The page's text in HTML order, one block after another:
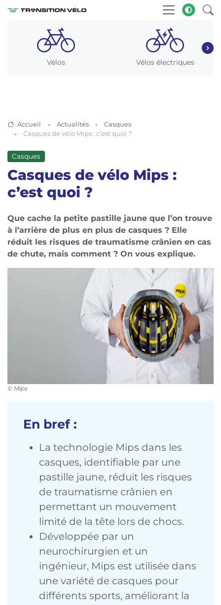
Vélos Vélos électriques
Accueil Actualités
Casques
Casques de vélo Mips : c’est quoi ?
Casques
Casques de vélo Mips :
c’est quoi ?
Que cache la petite pastille jaune que l’on trouve
à l’arrière de plus en plus de casques ? Elle
réduit les risques de traumatisme crânien en cas
de chute, mais comment ? On vous explique.
© Mips
En bref :
La technologie Mips dans les
casques, identifiable par une
pastille jaune, réduit les risques
de traumatisme crânien en
permettant un mouvement
limité de la tête lors de chocs.
Développée par un
neurochirurgien et un
ingénieur, Mips est utilisée dans
une variété de casques pour
différents sports, améliorant la